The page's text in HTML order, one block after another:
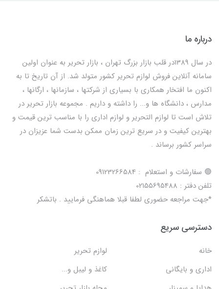
درباره ما
در سال 1389در قلب بازار بزرگ تهران ، بازار تحریر به عنوان اولین
سامانه آنلاین فروش لوازم تحریر کشور متولد شد. از آن تاریخ تا به
اکنون ما افتخار همکاری با بسیاری از شرکتها ، سازمانها ، ارگانها ،
مدارس ، دانشگاه ها و... را داشته و داریم . مجموعه بازار تحریر در
تلاش است تا لوازم التحریر و لوازم اداری را با مناسب ترین قیمت و
بهترین کیفیت و در سریع ترین زمان ممکن بدست شما عزیزان در
سراسر کشور برساند .
🟢 سفارشات و استعلام : 09123266584
تلفن دفتر : 02155695488
*جهت مراجعه حضوری لطفا قبلا هماهنگی فرمایید . باتشکر
دسترسی سریع
خانه
لوازم تحریر
اداری و بایگانی
کاغذ و لیبل و...